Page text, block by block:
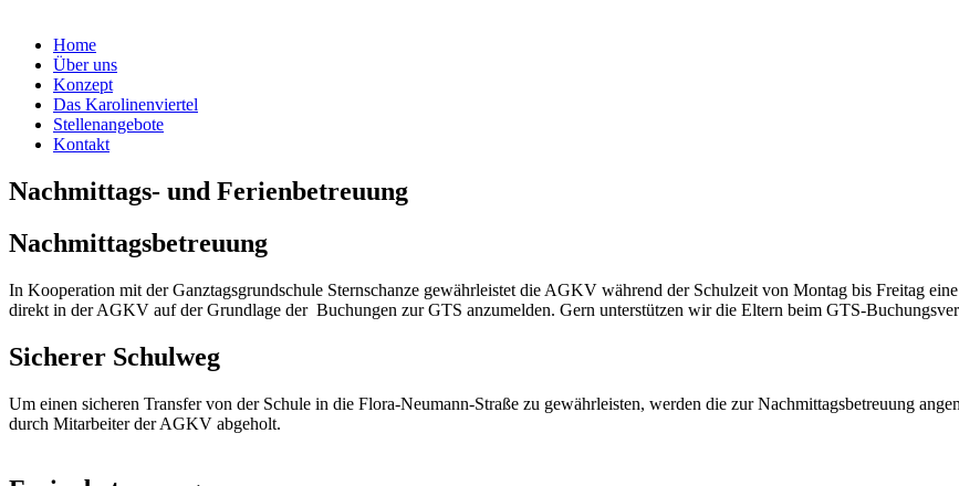
Home
Über uns
Konzept
Das Karolinenviertel
Stellenangebote
Kontakt
Nachmittags- und Ferienbetreuung
Nachmittagsbetreuung
In Kooperation mit der Ganztagsgrundschule Sternschanze gewährleistet die AGKV während der Schulzeit von Montag bis Freitag
direkt in der AGKV auf der Grundlage der Buchungen zur GTS anzumelden. Gern unterstützen wir die Eltern beim GTS-
Sicherer Schulweg
Um einen sicheren Transfer von der Schule in die Flora-Neumann-Straße zu gewährleisten, werden die zur Nachmittagsbetreuung
durch Mitarbeiter der AGKV abgeholt.